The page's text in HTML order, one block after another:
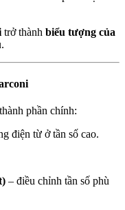
trở thành biểu tượng của
.
phần chính:
điện từ ở tần số cao.
– điều chỉnh tần số phù